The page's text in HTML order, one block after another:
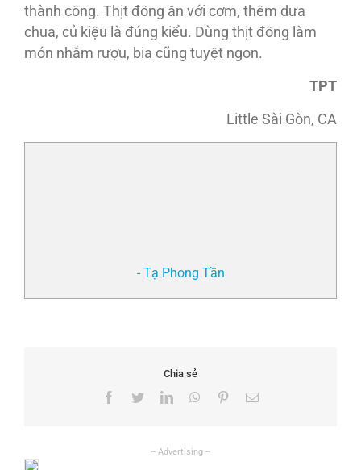
thành công. Thịt đông ăn với cơm, thêm dưa
chua, củ kiệu là đúng kiểu. Dùng thịt đông làm
món nhắm rượu, bia cũng tuyệt ngon.
TPT
Little Sài Gòn, CA
- Tạ Phong Tần
Chia sẻ
Facebook
TwitterLinkedInWhatsApp
PinterestEmail